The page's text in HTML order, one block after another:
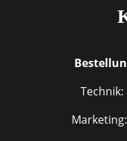
Technik: